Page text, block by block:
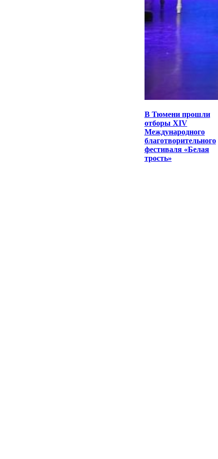
В Тюмени прошли
отборы XIV
Международного
благотворительного
фестиваля «Белая
трость»